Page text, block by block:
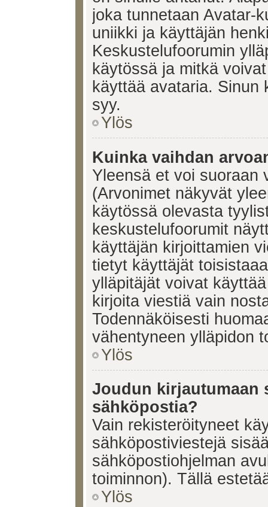
joka tunnetaan Avatar-
uniikki ja käyttäjän
Keskustelufoorumin
käytössä ja mitkä
käyttää avataria. Sinun
syy.
Ylös
Kuinka vaihdan
Yleensä et voi suoraan
(Arvonimet näkyvät
käytössä olevasta
keskustelufoorumit
käyttäjän kirjoittamien
tietyt käyttäjät
ylläpitäjät voivat
kirjoita viestiä vain
Todennäköisesti
vähentyneen ylläpidon
Ylös
Joudun kirjautumaan
sähköpostia?
Vain rekisteröityneet
sähköpostiviestejä
sähköpostiohjelman
toiminnon). Tällä
Ylös